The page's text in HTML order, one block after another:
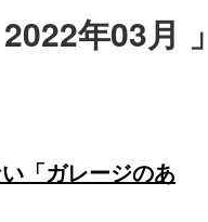
年03月
「ガレージのあ